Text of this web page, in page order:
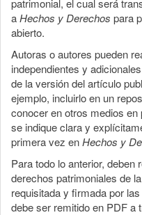
patrimonial, el cual será
aHechos y Derechos para
abierto.
Autoras o autores pueden
independientes y
de la versión del artículo
ejemplo, incluirlo en un
conocer en otros medios
se indique clara y
primera vez enHechos y
Para todo lo anterior,
derechos patrimoniales de
requisitada y firmada por
debe ser remitido en PDF a